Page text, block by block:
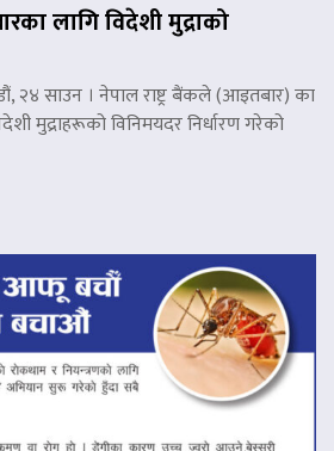
लागि विदेशी मुद्राको
२४ साउन । नेपाल राष्ट्र बैंकले (आइतबार) का
मुद्राहरूको विनिमयदर निर्धारण गरेको